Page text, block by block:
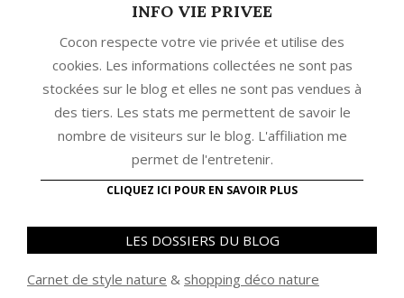
INFO VIE PRIVEE
Cocon respecte votre vie privée et utilise des
cookies. Les informations collectées ne sont pas
stockées sur le blog et elles ne sont pas vendues à
des tiers. Les stats me permettent de savoir le
nombre de visiteurs sur le blog. L'affiliation me
permet de l'entretenir.
CLIQUEZ ICI POUR EN SAVOIR PLUS
LES DOSSIERS DU BLOG
Carnet de style nature & shopping déco nature